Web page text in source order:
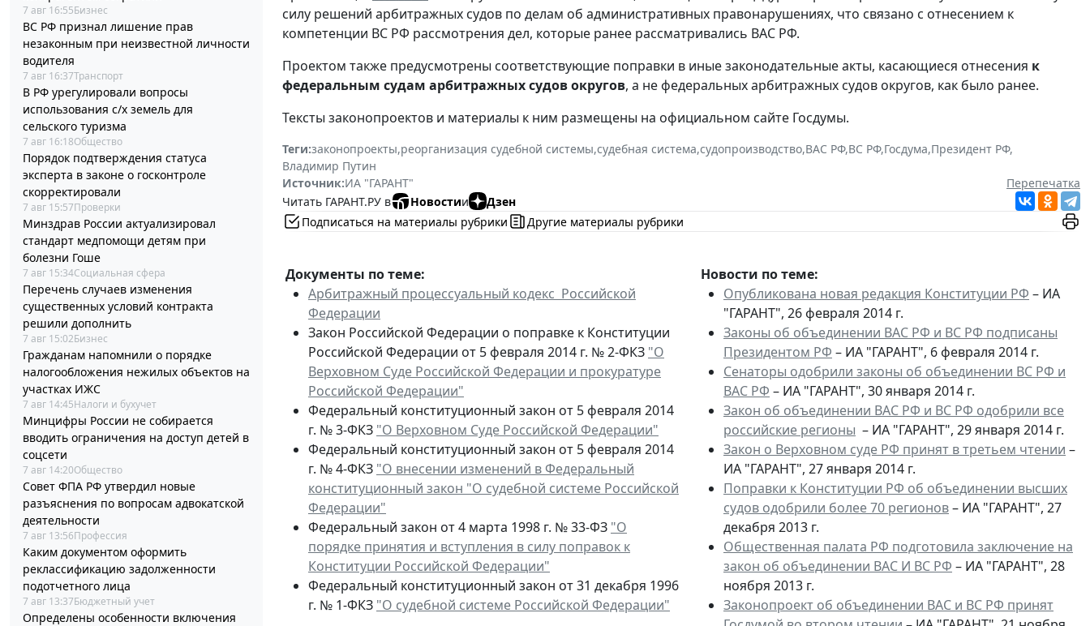
7 авг 16:55Бизнес
ВС РФ признал лишение прав
незаконным при неизвестной личности
водителя
7 авг 16:37Транспорт
В РФ урегулировали вопросы
использования с/х земель для
сельского туризма
7 авг 16:18Общество
Порядок подтверждения статуса
эксперта в законе о госконтроле
скорректировали
7 авг 15:57Проверки
Минздрав России актуализировал
стандарт медпомощи детям при
болезни Гоше
7 авг 15:34Социальная сфера
Перечень случаев изменения
существенных условий контракта
решили дополнить
7 авг 15:02Бизнес
Гражданам напомнили о порядке
налогообложения нежилых объектов на
участках ИЖС
7 авг 14:45Налоги и бухучет
Минцифры России не собирается
вводить ограничения на доступ детей в
соцсети
7 авг 14:20Общество
Совет ФПА РФ утвердил новые
разъяснения по вопросам адвокатской
деятельности
7 авг 13:56Профессия
Каким документом оформить
реклассификацию задолженности
подотчетного лица
7 авг 13:37Бюджетный учет
Определены особенности включения
силу решений арбитражных судов по делам об административных правонарушениях, что связано с отнесением к
компетенции ВС РФ рассмотрения дел, которые ранее рассматривались ВАС РФ.
Проектом также предусмотрены соответствующие поправки в иные законодательные акты, касающиеся отнесения к
федеральным судам арбитражных судов округов, а не федеральных арбитражных судов округов, как было ранее.
Тексты законопроектов и материалы к ним размещены на официальном сайте Госдумы.
Теги:законопроекты,реорганизация судебной системы,судебная система,судопроизводство,ВАС РФ,ВС РФ,Госдума,Президент РФ,
Владимир Путин
Источник:ИА "ГАРАНТ"
Перепечатка
Читать ГАРАНТ.РУ в
Новостии
Дзен
Подписаться на материалы рубрики
Другие материалы рубрики
Документы по теме:
Новости по теме:
Арбитражный процессуальный кодекс Российской
Федерации
Закон Российской Федерации о поправке к Конституции
Российской Федерации от 5 февраля 2014 г. № 2-ФКЗ "О
Верховном Суде Российской Федерации и прокуратуре
Российской Федерации"
Федеральный конституционный закон от 5 февраля 2014
г. № 3-ФКЗ "О Верховном Суде Российской Федерации"
Федеральный конституционный закон от 5 февраля 2014
г. № 4-ФКЗ "О внесении изменений в Федеральный
конституционный закон "О судебной системе Российской
Федерации"
Федеральный закон от 4 марта 1998 г. № 33-ФЗ "О
порядке принятия и вступления в силу поправок к
Конституции Российской Федерации"
Федеральный конституционный закон от 31 декабря 1996
г. № 1-ФКЗ "О судебной системе Российской Федерации"
Опубликована новая редакция Конституции РФ – ИА
"ГАРАНТ", 26 февраля 2014 г.
Законы об объединении ВАС РФ и ВС РФ подписаны
Президентом РФ – ИА "ГАРАНТ", 6 февраля 2014 г.
Сенаторы одобрили законы об объединении ВС РФ и
ВАС РФ – ИА "ГАРАНТ", 30 января 2014 г.
Закон об объединении ВАС РФ и ВС РФ одобрили все
российские регионы – ИА "ГАРАНТ", 29 января 2014 г.
Закон о Верховном суде РФ принят в третьем чтении –
ИА "ГАРАНТ", 27 января 2014 г.
Поправки к Конституции РФ об объединении высших
судов одобрили более 70 регионов– ИА "ГАРАНТ", 27
декабря 2013 г.
Общественная палата РФ подготовила заключение на
закон об объединении ВАС И ВС РФ – ИА "ГАРАНТ", 28
ноября 2013 г.
Законопроект об объединении ВАС и ВС РФ принят